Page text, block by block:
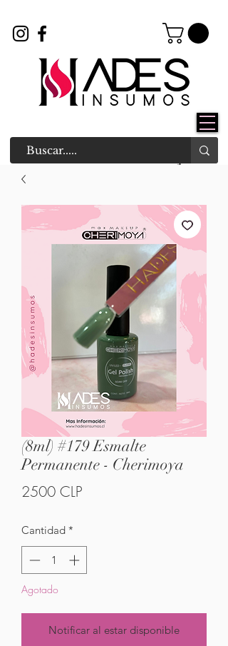
(8ml) #179 Esmalte
Permanente - Cherimoya
2500 CLPPrecio
Cantidad *
Agotado
Notificar al estar disponible